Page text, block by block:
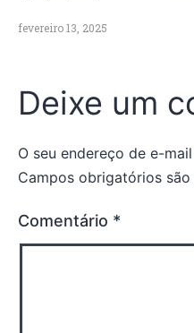
fevereiro 13, 2025
Deixe um
O seu endereço de e-
Campos obrigatórios
Comentário *